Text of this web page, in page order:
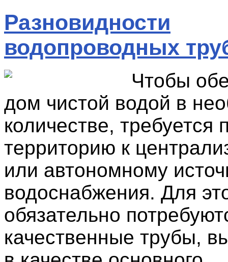
Разновидности
водопроводных
Чтобы
дом чистой водой в
количестве, требуется
территорию к
или автономному
водоснабжения. Для
обязательно
качественные трубы,